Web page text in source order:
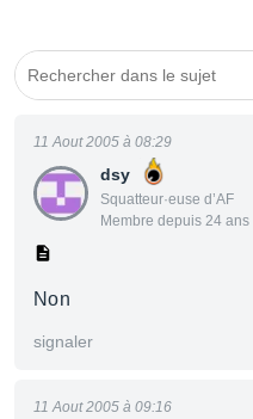
dsy
Squatteur·euse d’AF
Membre depuis 24 ans
11 Aout 2005 à 08:29
Non
signaler
11 Aout 2005 à 09:16